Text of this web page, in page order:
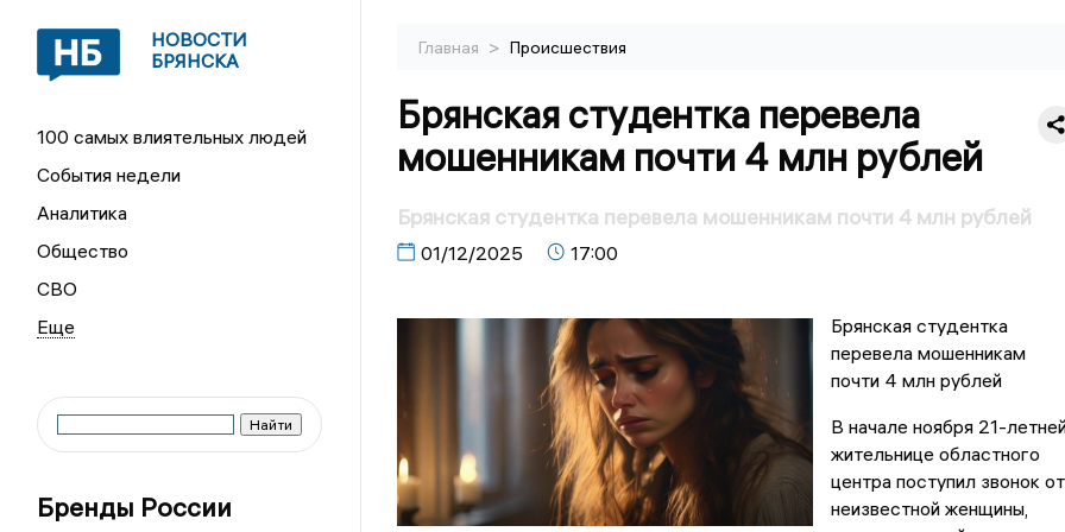
НОВОСТИ
БРЯНСКА
100 самых влиятельных людей
События недели
Аналитика
Общество
СВО
Бренды России
Главная > Происшествия
Брянская студентка перевела
мошенникам почти 4 млн рублей
Брянская студентка перевела мошенникам почти 4 млн рублей
01/12/2025 17:00
Брянская студентка
перевела мошенникам
почти 4 млн рублей
В начале ноября 21-
жительнице областного
центра поступил звонок от
неизвестной женщины,